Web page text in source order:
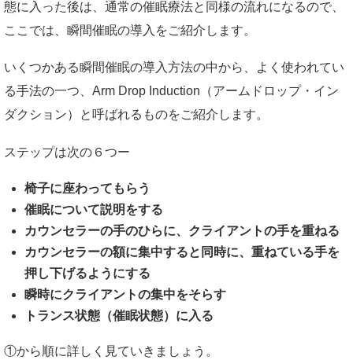
態に入った後は、通常の催眠療法と同様の流れになるので、
ここでは、瞬間催眠の導入をご紹介します。
いくつかある瞬間催眠の導入方法の中から、よく使われてい
る手法の一つ、Arm Drop Induction（アームドロップ・イン
ダクション）と呼ばれるものをご紹介します。
ステップは次の６つー
椅子に座わってもらう
催眠について説明をする
カウンセラーの手のひらに、クライアントの手を重ねる
カウンセラーの額に集中すると同時に、重ねている手を
押し下げるようにする
瞬時にクライアントの集中をそらす
トランス状態（催眠状態）に入る
①から順に詳しく見ていきましょう。